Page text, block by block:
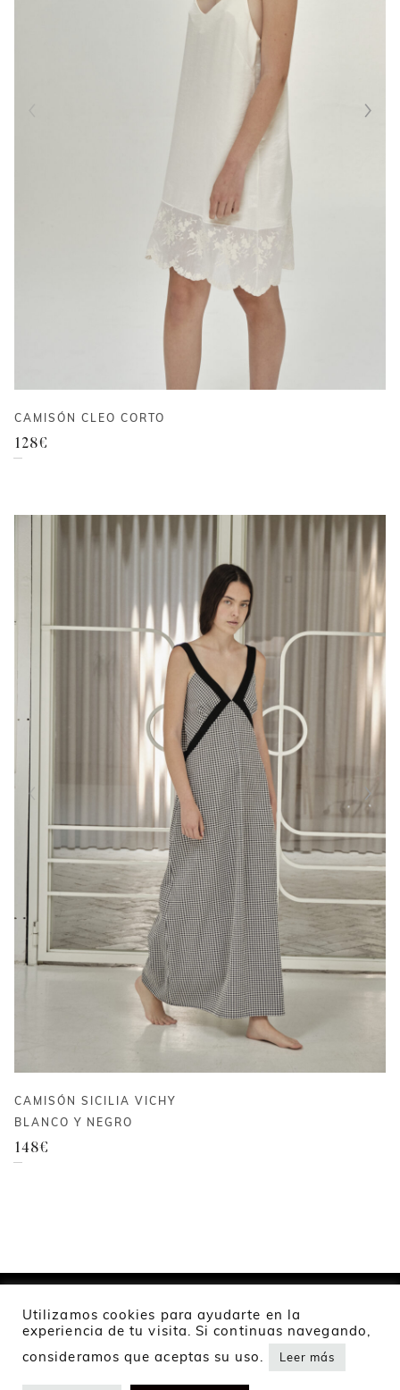
CAMISÓN CLEO CORTO
128€
CAMISÓN SICILIA VICHY
BLANCO Y NEGRO
148€
2024 Namur Collection
Política de privacidad
Política de cookies
Envíos y devoluciones
Utilizamos cookies para ayudarte en la
experiencia de tu visita. Si continuas navegando,
consideramos que aceptas su uso.
Leer más